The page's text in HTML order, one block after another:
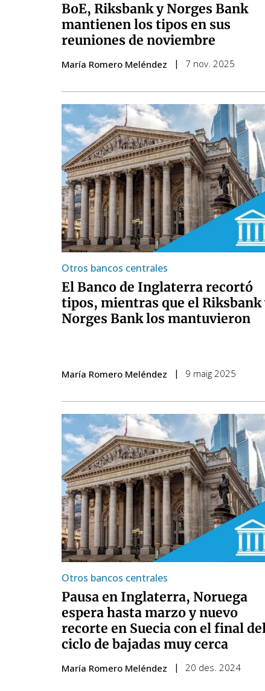
BoE, Riksbank y Norges Bank
mantienen los tipos en sus
reuniones de noviembre
María Romero Meléndez 7 nov. 2025
Otros bancos centrales
El Banco de Inglaterra recortó
tipos, mientras que el Riksbank
Norges Bank los mantuvieron
María Romero Meléndez 9 maig 2025
Otros bancos centrales
Pausa en Inglaterra, Noruega
espera hasta marzo y nuevo
recorte en Suecia con el final
ciclo de bajadas muy cerca
María Romero Meléndez 20 des. 2024